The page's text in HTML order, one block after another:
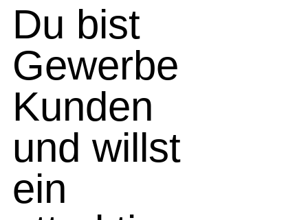
Du bist
Gewerbe
Kunden
und willst
ein